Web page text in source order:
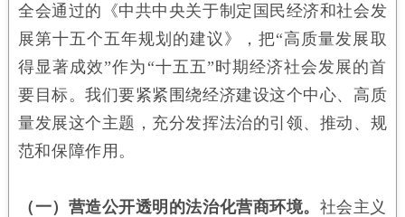
全会通过的《中共中央关于制定国民经济和社会发
展第十五个五年规划的建议》，把“高质量发展取
得显著成效”作为“十五五”时期经济社会发展的首
要目标。我们要紧紧围绕经济建设这个中心、高质
量发展这个主题，充分发挥法治的引领、推动、规
范和保障作用。
（一）营造公开透明的法治化营商环境。 社会主义